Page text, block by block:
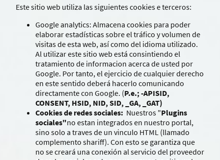
Este sitio web utiliza las siguientes cookies e terceros:
Google analytics: Almacena cookies para poder
elaborar estadísticas sobre el tráfico y volumen de
visitas de esta web, así como del idioma utilizado.
Al utilizar este sitio web está consintiendo el
tratamiento de informacion acerca de usted por
Google. Por tanto, el ejercicio de cualquier derecho
en este sentido deberá hacerlo comunicando
directamente con Google. (P.e.; -APISID,
CONSENT, HSID, NID, SID, _GA, _GAT)
Cookies de redes sociales: Nuestros "Plugins
sociales"no estan integrados en nuestro portal,
sino solo a traves de un vinculo HTML (llamado
complemento shariff). Con esto se garantiza que
no se creará una conexión al servicio del proveedor